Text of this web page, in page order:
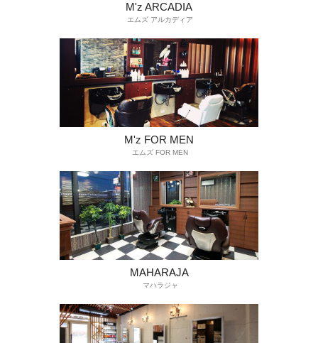
M'z ARCADIA
エムズ アルカディア
M'z FOR MEN
エムズ FOR MEN
MAHARAJA
マハラジャ